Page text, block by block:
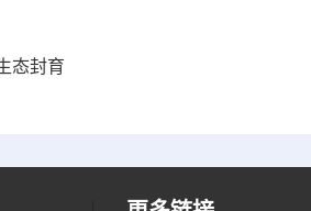
态封育